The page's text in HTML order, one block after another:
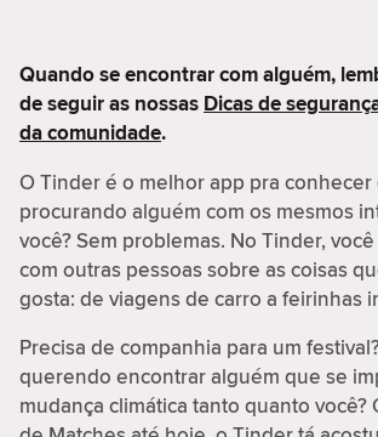
Quando se encontrar com alguém,
de seguir as nossas Dicas de
da comunidade.
O Tinder é o melhor app pra conhecer
procurando alguém com os mesmos
você? Sem problemas. No Tinder,
com outras pessoas sobre as coisas
gosta: de viagens de carro a feirinhas
Precisa de companhia para um
querendo encontrar alguém que se
mudança climática tanto quanto você?